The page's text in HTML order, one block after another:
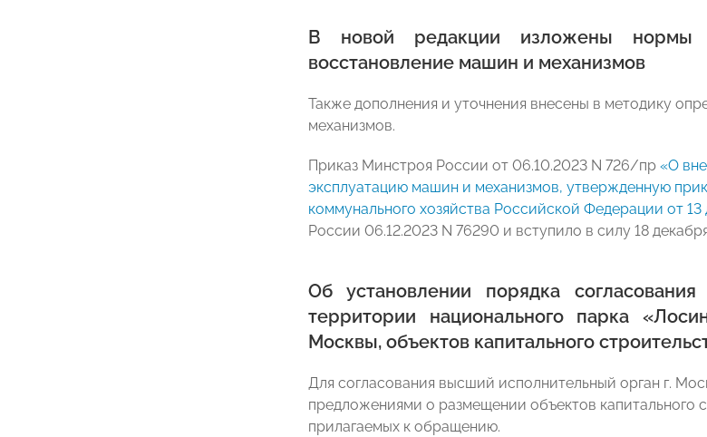
В новой редакции изложены нормы
восстановление машин и механизмов
Также дополнения и уточнения внесены в методику
механизмов.
Приказ Минстроя России от 06.10.2023 N 726/пр «О
эксплуатацию машин и механизмов, утвержденную
коммунального хозяйства Российской Федерации от
России 06.12.2023 N 76290 и вступило в силу 18
Об установлении порядка
территории национального парка «
Москвы, объектов капитального
Для согласования высший исполнительный орган г.
предложениями о размещении объектов капитального
прилагаемых к обращению.